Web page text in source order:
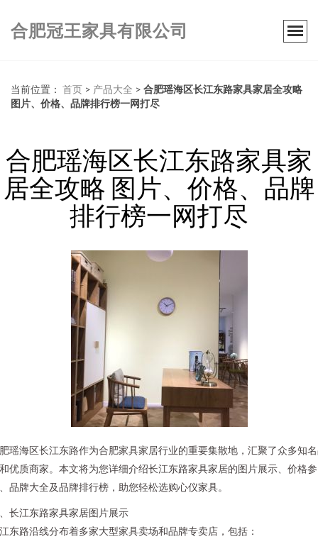
合肥冠王家具有限公司
当前位置： 首页 > 产品大全 > 合肥瑶海区长江东路家具家居全攻略
图片、价格、品牌排行榜一网打尽
合肥瑶海区长江东路家具家
居全攻略 图片、价格、品牌
排行榜一网打尽
瑶海区长江东路作为合肥家具家居行业的重要集散地，汇聚了众多知
优质商家。本文将为您详细介绍长江东路家具家居的图片展示、价格参
品牌大全及品牌排行榜，助您轻松选购心仪家具。
长江东路家具家居图片展示
东路沿线分布着多家大型家具卖场和品牌专卖店，包括：